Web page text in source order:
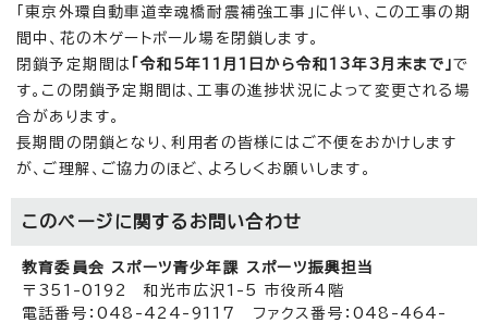
「東京外環自動車道幸魂橋耐震補強工事」に伴い、この工事の期
間中、花の木ゲートボール場を閉鎖します。
閉鎖予定期間は 「令和5年11月1日から令和13年3月末まで」で
す。この閉鎖予定期間は、工事の進捗状況によって変更される場
合があります。
長期間の閉鎖となり、利用者の皆様にはご不便をおかけします
が、ご理解、ご協力のほど、よろしくお願いします。
このページに関する お問い合わせ
教育委員会 スポーツ青少年課 スポーツ振興担当
〒351-0192 和光市広沢1-5 市役所4階
電話番号：048-424-9117 ファクス番号：048-464-